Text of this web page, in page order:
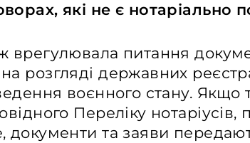
які не є нотаріально
врегулювала питання
розгляді державних
воєнного стану. Якщо
Переліку нотаріусів,
документи та заяви